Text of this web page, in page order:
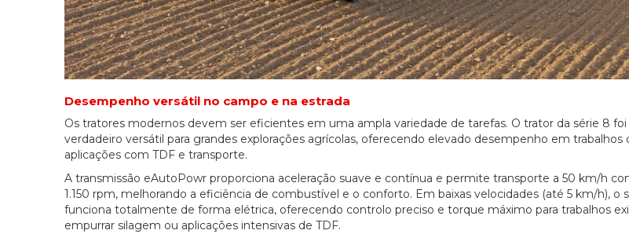
Desempenho versátil no campo e na estrada
Os tratores modernos devem ser eficientes em uma ampla variedade de tarefas. O trator da série 8
verdadeiro versátil para grandes explorações agrícolas, oferecendo elevado desempenho em trabalhos
aplicações com TDF e transporte.
A transmissão eAutoPowr proporciona aceleração suave e contínua e permite transporte a 50 km/h
1.150 rpm, melhorando a eficiência de combustível e o conforto. Em baixas velocidades (até 5 km/h), o
funciona totalmente de forma elétrica, oferecendo controlo preciso e torque máximo para trabalhos
empurrar silagem ou aplicações intensivas de TDF.